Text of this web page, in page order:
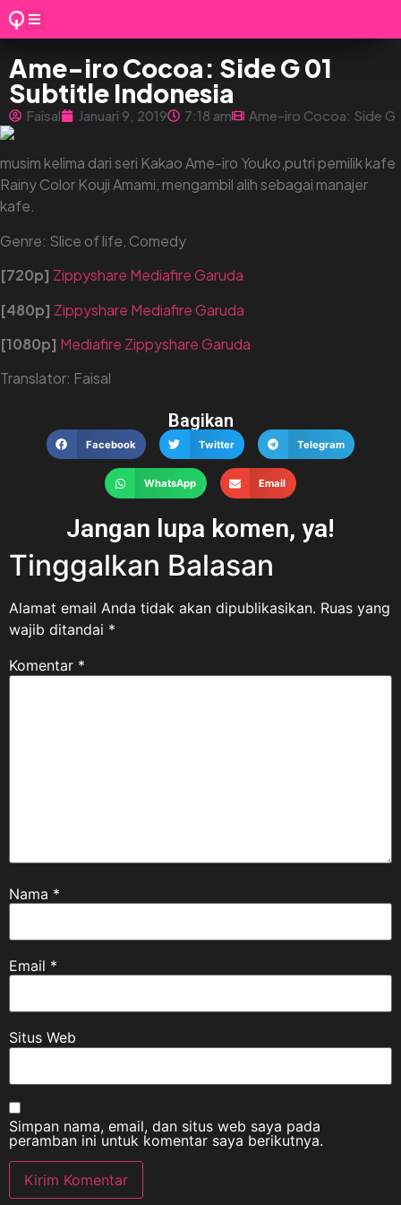
Ame-iro Cocoa: Side G 01
Subtitle Indonesia
Faisal Januari 9, 2019 7:18 am Ame-iro Cocoa: Side G
musim kelima dari seri Kakao Ame-iro Youko,putri pemilik kafe
Rainy Color Kouji Amami, mengambil alih sebagai manajer
kafe.
Genre: Slice of life, Comedy
[720p] Zippyshare MediafireGaruda
[480p] Zippyshare MediafireGaruda
[1080p] Mediafire ZippyshareGaruda
Translator: Faisal
Bagikan
Facebook Twitter Telegram
WhatsApp Email
Jangan lupa komen, ya!
Tinggalkan Balasan
Alamat email Anda tidak akan dipublikasikan. Ruas yang
wajib ditandai *
Komentar *
Nama *
Email *
Situs Web
Simpan nama, email, dan situs web saya pada
peramban ini untuk komentar saya berikutnya.